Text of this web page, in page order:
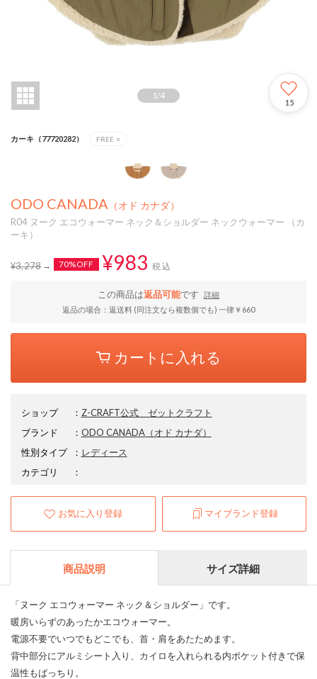
1 /4
15
カーキ（77720282） FREE ×
ODO CANADA （オド カナダ）
R04 ヌーク エコウォーマー ネック＆ショルダー ネックウォーマー （カ
ーキ）
¥3,278 70%OFF ¥983 税込
この商品は返品可能です
詳細
返品の場合：返送料 (同注文なら複数個でも) 一律￥660
カートに入れる
ショップ ： Z-CRAFT公式 ゼットクラフト
ブランド
： ODO CANADA（オド カナダ）
性別タイプ
： レディース
カテゴリ
：
お気に入り登録 マイブランド登録
商品説明 サイズ詳細
「ヌーク エコウォーマー ネック＆ショルダー」です。
暖房いらずのあったかエコウォーマー。
電源不要でいつでもどこでも、首・肩をあたためます。
背中部分にアルミシート入り、カイロを入れられる内ポケット付きで保
温性もばっちり。